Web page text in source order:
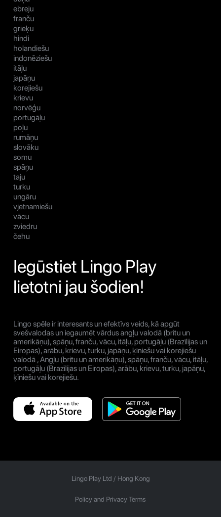
ebreju
franču
grieķu
hindi
holandiešu
indonēziešu
itāļu
japāņu
korejiešu
krievu
norvēģu
portugāļu
poļu
rumāņu
slovāku
somu
spāņu
taju
turku
ungāru
vjetnamiešu
vācu
zviedru
čehu
Iegūstiet Lingo Play
lietotni jau šodien!
Lingo spēle ir interesants un efektīvs veids, kā apgūt
svešvalodas un iegaumēt vārdus angļu valodā (britu un
amerikāņu), spāņu, franču, vācu, itāļu, portugāļu (Brazīlijas un
Eiropas), arābu, krievu, turku, japāņu, ķīniešu vai korejiešu
valodā , Angļu (britu un amerikāņu), spāņu, franču, vācu, itāļu,
portugāļu (Brazīlijas un Eiropas), arābu, krievu, turku, japāņu,
ķīniešu vai korejiešu.
Lingo Play Ltd / Hong Kong
Policy and Privacy Terms